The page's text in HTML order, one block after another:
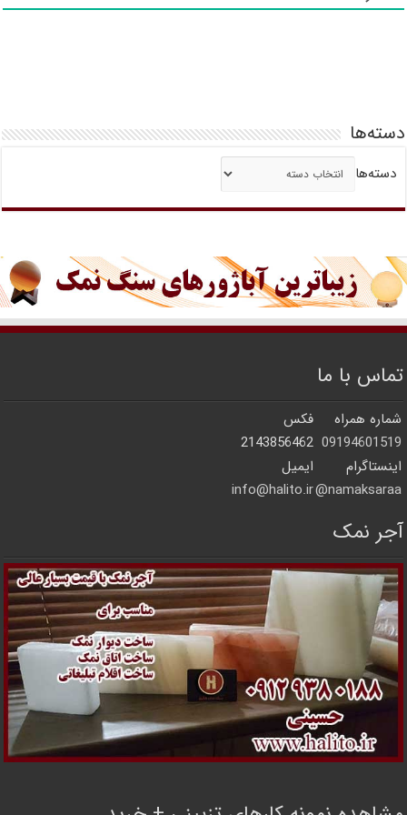
دسته‌ها
دسته‌ها
تماس با ما
شماره همراه
فکس
09194601519
2143856462
اینستاگرام
ایمیل
namaksaraa@
info@halito.ir
آجر نمک